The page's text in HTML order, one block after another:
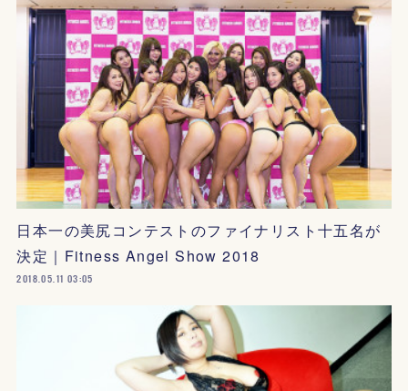
日本一の美尻コンテストのファイナリスト十五名が
決定｜Fitness Angel Show 2018
2018.05.11 03:05